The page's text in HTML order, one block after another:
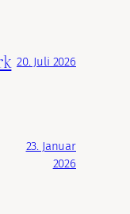
20. Juli 2026
23. Januar
2026